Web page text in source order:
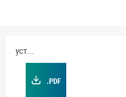
устав
.PDF